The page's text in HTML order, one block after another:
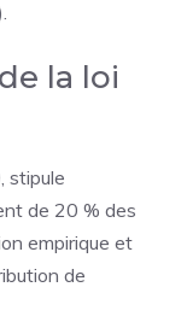
la loi
stipule
de 20 % des
empirique et
de